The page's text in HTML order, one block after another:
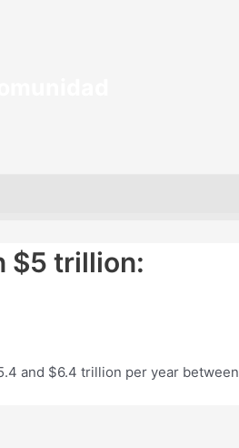
$5 trillion:
and $6.4 trillion per year between